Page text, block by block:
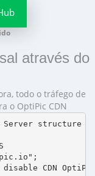
através do
todo o tráfego de
o OptiPic CDN
structure
CDN